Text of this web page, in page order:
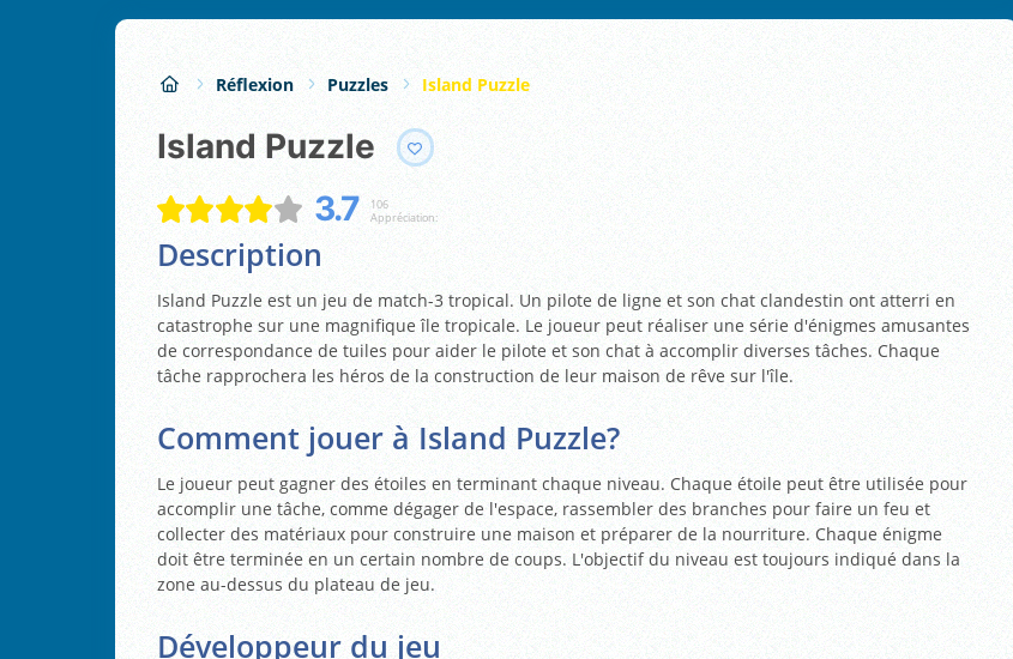
Réflexion Puzzles Island Puzzle
Island Puzzle
3.7
106
Appréciation:
Description
Island Puzzle est un jeu de match-3 tropical. Un pilote de ligne et son chat clandestin ont atterri en
catastrophe sur une magnifique île tropicale. Le joueur peut réaliser une série d'énigmes amusantes
de correspondance de tuiles pour aider le pilote et son chat à accomplir diverses tâches. Chaque
tâche rapprochera les héros de la construction de leur maison de rêve sur l'île.
Comment jouer à Island Puzzle?
Le joueur peut gagner des étoiles en terminant chaque niveau. Chaque étoile peut être utilisée pour
accomplir une tâche, comme dégager de l'espace, rassembler des branches pour faire un feu et
collecter des matériaux pour construire une maison et préparer de la nourriture. Chaque énigme
doit être terminée en un certain nombre de coups. L'objectif du niveau est toujours indiqué dans la
zone au-dessus du plateau de jeu.
Développeur du jeu